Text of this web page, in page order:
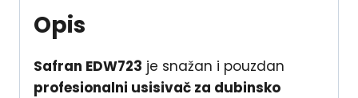
Opis
Safran EDW723 je snažan i pouzdan
profesionalni usisivač za dubinsko